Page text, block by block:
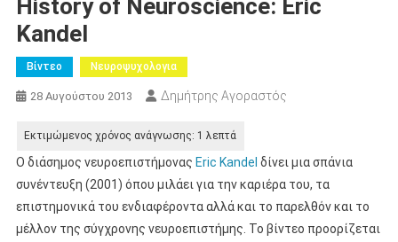
History of Neuroscience: Eric
Kandel
Βίντεο Νευροψυχολογια
28 Αυγούστου 2013 Δημήτρης Αγοραστός
Ο διάσημος νευροεπιστήμονας Eric Kandel δίνει μια σπάνια
συνέντευξη (2001) όπου μιλάει για την καριέρα του, τα
επιστημονικά του ενδιαφέροντα αλλά και το παρελθόν και το
μέλλον της σύγχρονης νευροεπιστήμης. Το βίντεο προορίζεται